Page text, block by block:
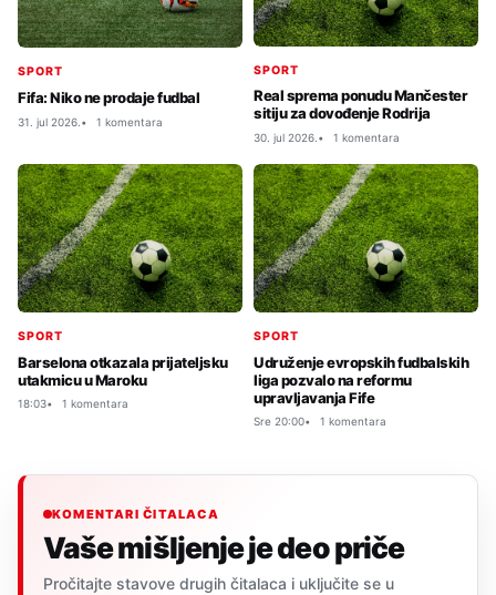
SPORT
Fifa: Niko ne prodaje fudbal
31. jul 2026. 1 komentara
SPORT
Real sprema ponudu Mančester
sitiju za dovođenje Rodrija
30. jul 2026. 1 komentara
SPORT
Barselona otkazala prijateljsku
utakmicu u Maroku
18:03 1 komentara
SPORT
Udruženje evropskih fudbalskih
liga pozvalo na reformu
upravljavanja Fife
Sre 20:00 1 komentara
KOMENTARI ČITALACA
Vaše mišljenje je deo priče
Pročitajte stavove drugih čitalaca i uključite se u